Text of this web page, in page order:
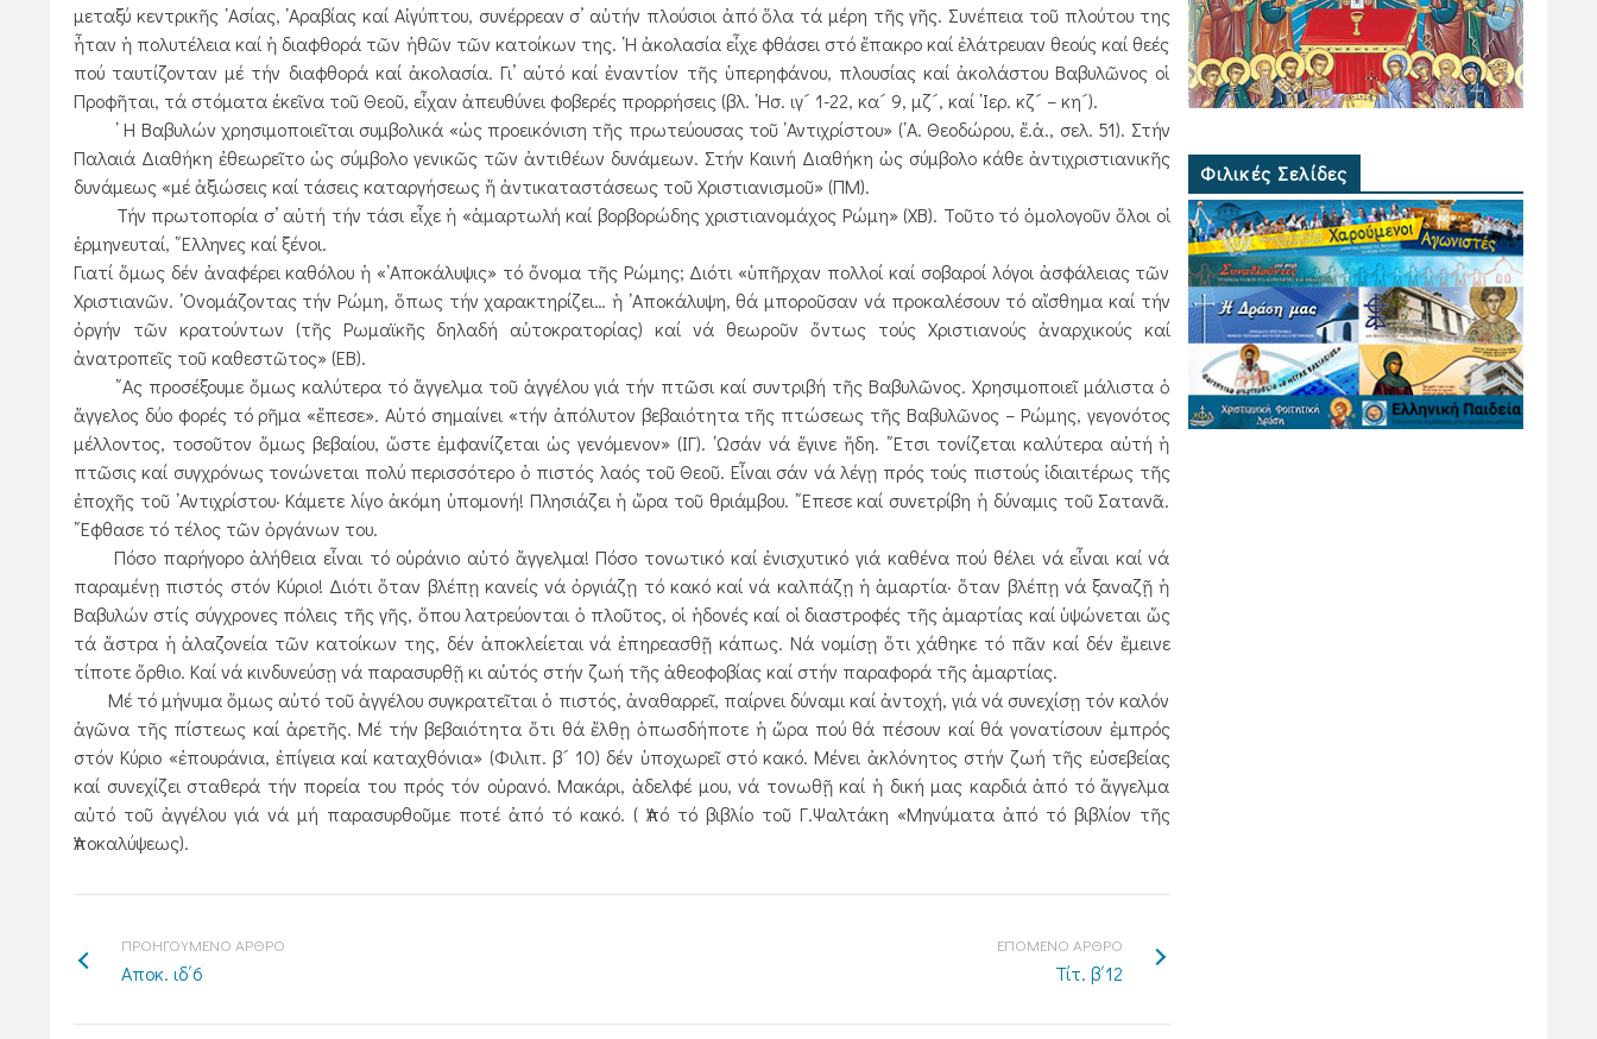
μεταξύ κεντρικῆς ᾿Ασίας, ᾿Αραβίας καί Αἰγύπτου, συνέρρεαν σ’ αὐτήν πλούσιοι ἀπό ὅλα τά μέρη τῆς γῆς. Συνέπεια τοῦ πλούτου της
ἦταν ἡ πολυτέλεια καί ἡ διαφθορά τῶν ἠθῶν τῶν κατοίκων της. ῾Η ἀκολασία εἶχε φθάσει στό ἔπακρο καί ἐλάτρευαν θεούς καί θεές
πού ταυτίζονταν μέ τήν διαφθορά καί ἀκολασία. Γι’ αὐτό καί ἐναντίον τῆς ὑπερηφάνου, πλουσίας καί ἀκολάστου Βαβυλῶνος οἱ
Προφῆται, τά στόματα ἐκεῖνα τοῦ Θεοῦ, εἶχαν ἀπευθύνει φοβερές προρρήσεις (βλ. ῾Ησ. ιγ´ 1-22, κα´ 9, μζ´, καί ῾Ιερ. κζ´ – κη´).
῾ Η Βαβυλών χρησιμοποιεῖται συμβολικά «ὡς προεικόνιση τῆς πρωτεύουσας τοῦ ᾿Αντιχρίστου» (᾿Α. Θεοδώρου, ἔ.ἀ., σελ. 51). Στήν
Παλαιά Διαθήκη ἐθεωρεῖτο ὡς σύμβολο γενικῶς τῶν ἀντιθέων δυνάμεων. Στήν Καινή Διαθήκη ὡς σύμβολο κάθε ἀντιχριστιανικῆς
δυνάμεως «μέ ἀξιώσεις καί τάσεις καταργήσεως ἤ ἀντικαταστάσεως τοῦ Χριστιανισμοῦ» (ΠΜ).
Τήν πρωτοπορία σ’ αὐτή τήν τάσι εἶχε ἡ «ἁμαρτωλή καί βορβορώδης χριστιανομάχος Ρώμη» (ΧΒ). Τοῦτο τό ὁμολογοῦν ὅλοι οἱ
ἑρμηνευταί, ῞Ελληνες καί ξένοι.
Γιατί ὅμως δέν ἀναφέρει καθόλου ἡ «᾿Αποκάλυψις» τό ὄνομα τῆς Ρώμης; Διότι «ὑπῆρχαν πολλοί καί σοβαροί λόγοι ἀσφάλειας τῶν
Χριστιανῶν. ᾿Ονομάζοντας τήν Ρώμη, ὅπως τήν χαρακτηρίζει… ἡ ᾿Αποκάλυψη, θά μποροῦσαν νά προκαλέσουν τό αἴσθημα καί τήν
ὀργήν τῶν κρατούντων (τῆς Ρωμαϊκῆς δηλαδή αὐτοκρατορίας) καί νά θεωροῦν ὄντως τούς Χριστιανούς ἀναρχικούς καί
ἀνατροπεῖς τοῦ καθεστῶτος» (ΕΒ).
῎Ας προσέξουμε ὅμως καλύτερα τό ἄγγελμα τοῦ ἀγγέλου γιά τήν πτῶσι καί συντριβή τῆς Βαβυλῶνος. Χρησιμοποιεῖ μάλιστα ὁ
ἄγγελος δύο φορές τό ρῆμα «ἔπεσε». Αὐτό σημαίνει «τήν ἀπόλυτον βεβαιότητα τῆς πτώσεως τῆς Βαβυλῶνος – Ρώμης, γεγονότος
μέλλοντος, τοσοῦτον ὅμως βεβαίου, ὥστε ἐμφανίζεται ὡς γενόμενον» (ΙΓ). ῾Ωσάν νά ἔγινε ἤδη. ῎Ετσι τονίζεται καλύτερα αὐτή ἡ
πτῶσις καί συγχρόνως τονώνεται πολύ περισσότερο ὁ πιστός λαός τοῦ Θεοῦ. Εἶναι σάν νά λέγῃ πρός τούς πιστούς ἰδιαιτέρως τῆς
ἐποχῆς τοῦ ᾿Αντιχρίστου· Κάμετε λίγο ἀκόμη ὑπομονή! Πλησιάζει ἡ ὥρα τοῦ θριάμβου. ῎Επεσε καί συνετρίβη ἡ δύναμις τοῦ Σατανᾶ.
῎Εφθασε τό τέλος τῶν ὀργάνων του.
Πόσο παρήγορο ἀλήθεια εἶναι τό οὐράνιο αὐτό ἄγγελμα! Πόσο τονωτικό καί ἐνισχυτικό γιά καθένα πού θέλει νά εἶναι καί νά
παραμένῃ πιστός στόν Κύριο! Διότι ὅταν βλέπῃ κανείς νά ὀργιάζῃ τό κακό καί νά καλπάζῃ ἡ ἁμαρτία· ὅταν βλέπῃ νά ξαναζῇ ἡ
Βαβυλών στίς σύγχρονες πόλεις τῆς γῆς, ὅπου λατρεύονται ὁ πλοῦτος, οἱ ἡδονές καί οἱ διαστροφές τῆς ἁμαρτίας καί ὑψώνεται ὥς
τά ἄστρα ἡ ἀλαζονεία τῶν κατοίκων της, δέν ἀποκλείεται νά ἐπηρεασθῇ κάπως. Νά νομίσῃ ὅτι χάθηκε τό πᾶν καί δέν ἔμεινε
τίποτε ὄρθιο. Καί νά κινδυνεύσῃ νά παρασυρθῇ κι αὐτός στήν ζωή τῆς ἀθεοφοβίας καί στήν παραφορά τῆς ἁμαρτίας.
Μέ τό μήνυμα ὅμως αὐτό τοῦ ἀγγέλου συγκρατεῖται ὁ πιστός, ἀναθαρρεῖ, παίρνει δύναμι καί ἀντοχή, γιά νά συνεχίσῃ τόν καλόν
ἀγῶνα τῆς πίστεως καί ἀρετῆς. Μέ τήν βεβαιότητα ὅτι θά ἔλθῃ ὁπωσδήποτε ἡ ὥρα πού θά πέσουν καί θά γονατίσουν ἐμπρός
στόν Κύριο «ἐπουράνια, ἐπίγεια καί καταχθόνια» (Φιλιπ. β´ 10) δέν ὑποχωρεῖ στό κακό. Μένει ἀκλόνητος στήν ζωή τῆς εὐσεβείας
καί συνεχίζει σταθερά τήν πορεία του πρός τόν οὐρανό. Μακάρι, ἀδελφέ μου, νά τονωθῇ καί ἡ δική μας καρδιά ἀπό τό ἄγγελμα
αὐτό τοῦ ἀγγέλου γιά νά μή παρασυρθοῦμε ποτέ ἀπό τό κακό. ( Ἀπό τό βιβλίο τοῦ Γ.Ψαλτάκη «Μηνύματα ἀπό τό βιβλίον τῆς
Ἀποκαλύψεως).
ΠΡΟΗΓΟΥΜΕΝΟ ΑΡΘΡΟ
Αποκ. ιδ΄6
ΕΠΟΜΕΝΟ ΑΡΘΡΟ
Τίτ. β΄12
Φιλικές Σελίδες